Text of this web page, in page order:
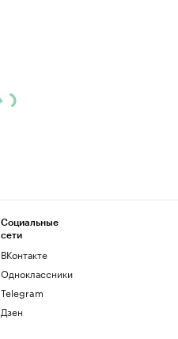
Социальные
сети
ВКонтакте
Одноклассники
Telegram
Дзен